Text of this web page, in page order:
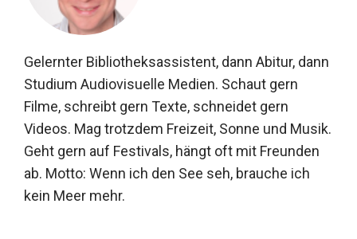
Gelernter Bibliotheksassistent, dann Abitur, dann
Studium Audiovisuelle Medien. Schaut gern
Filme, schreibt gern Texte, schneidet gern
Videos. Mag trotzdem Freizeit, Sonne und Musik.
Geht gern auf Festivals, hängt oft mit Freunden
ab. Motto: Wenn ich den See seh, brauche ich
kein Meer mehr.